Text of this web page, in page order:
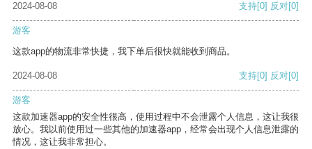
2024-08-08
支持[0] 反对[0]
游客
这款app的物流非常快捷，我下单后很快就能收到商品。
2024-08-08 支持[0] 反对[0]
游客
这款加速器app的安全性很高，使用过程中不会泄露个人信息，这让我很
放心。我以前使用过一些其他的加速器app，经常会出现个人信息泄露的
情况，这让我非常担心。